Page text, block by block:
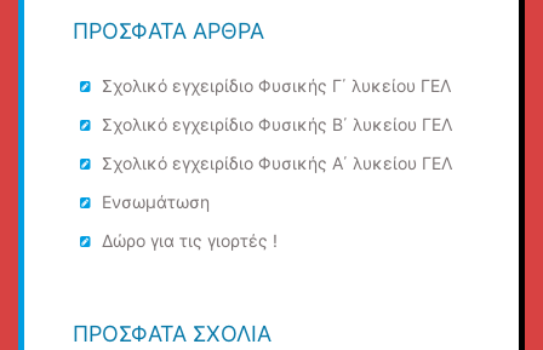
ΠΡΌΣΦΑΤΑ ΆΡΘΡΑ
Σχολικό εγχειρίδιο Φυσικής Γ΄ λυκείου ΓΕΛ
Σχολικό εγχειρίδιο Φυσικής Β΄ λυκείου ΓΕΛ
Σχολικό εγχειρίδιο Φυσικής Α΄ λυκείου ΓΕΛ
Ενσωμάτωση
Δώρο για τις γιορτές !
ΠΡΌΣΦΑΤΑ ΣΧΌΛΙΑ